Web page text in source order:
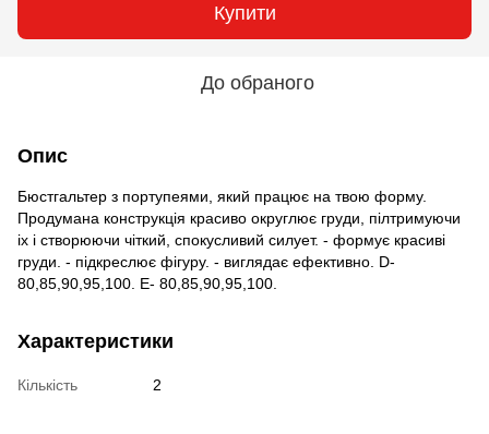
Купити
До обраного
Опис
Бюстгальтер з портупеями, який працює на твою форму.
Продумана конструкція красиво округлює груди, пілтримуючи
іх і створюючи чіткий, спокусливий силует. - формує красиві
груди. - підкреслює фігуру. - виглядає ефективно. D-
80,85,90,95,100. E- 80,85,90,95,100.
Характеристики
Кількість 2